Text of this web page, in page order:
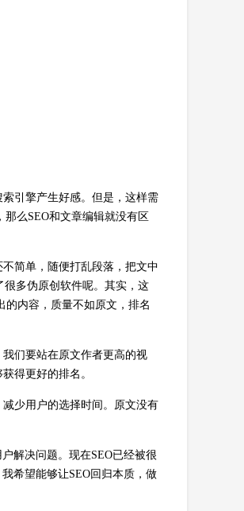
引擎产生好感。但是，这样需
么SEO和文章编辑就没有区
简单，随便打乱段落，把文中
很多伪原创软件呢。其实，这
内容，质量不如原文，排名
们要站在原文作者更高的视
得更好的排名。
少用户的选择时间。原文没有
解决问题。现在SEO已经被很
希望能够让SEO回归本质，做